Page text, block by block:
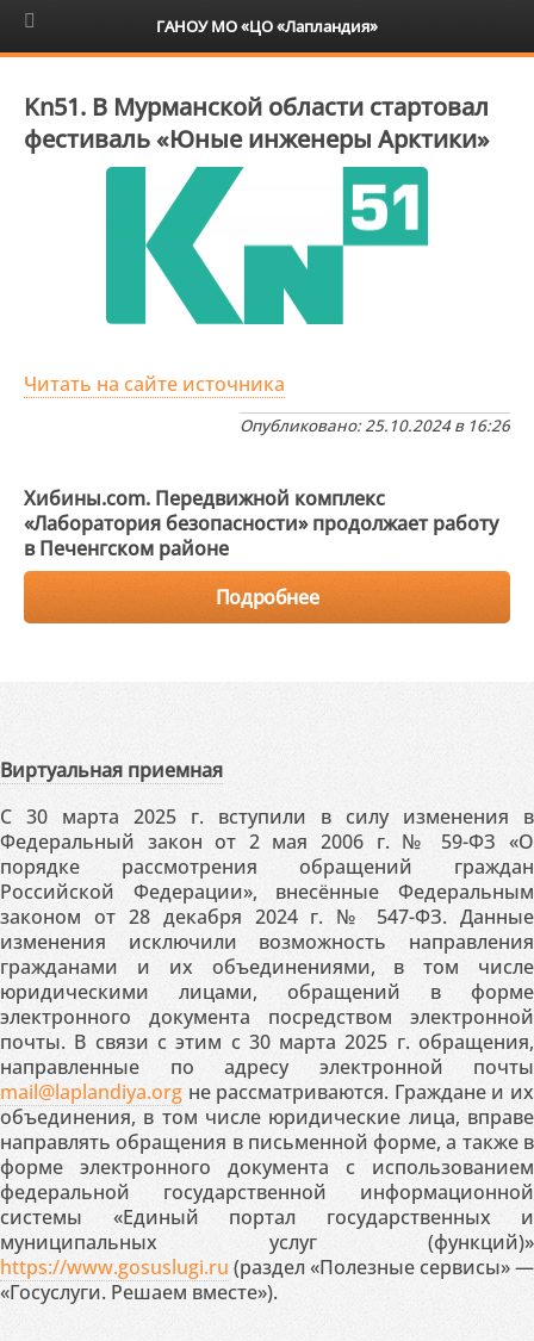
6+
Kn51. В Мурманской области стартовал
фестиваль «Юные инженеры Арктики»
Читать на сайте источника
Опубликовано: 25.10.2024 в 16:26
Хибины.com. Передвижной комплекс
«Лаборатория безопасности» продолжает работу
в Печенгском районе
Подробнее
Виртуальная приемная
С 30 марта 2025 г. вступили в силу изменения в
Федеральный закон от 2 мая 2006 г. № 59-ФЗ «О
порядке рассмотрения обращений граждан
Российской Федерации», внесённые Федеральным
законом от 28 декабря 2024 г. № 547-ФЗ. Данные
изменения исключили возможность направления
гражданами и их объединениями, в том числе
юридическими лицами, обращений в форме
электронного документа посредством электронной
почты. В связи с этим с 30 марта 2025 г. обращения,
направленные по адресу электронной почты
mail@laplandiya.org не рассматриваются. Граждане и их
объединения, в том числе юридические лица, вправе
направлять обращения в письменной форме, а также в
форме электронного документа с использованием
федеральной государственной информационной
системы «Единый портал государственных и
муниципальных услуг (функций)»
https://www.gosuslugi.ru (раздел «Полезные сервисы» —
«Госуслуги. Решаем вместе»).
ГАНОУ МО «ЦО «Лапландия»